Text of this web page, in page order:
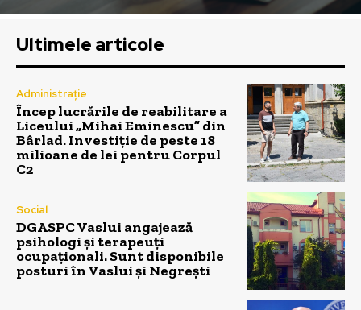
Ultimele articole
Administrație
Încep lucrările de reabilitare a
Liceului „Mihai Eminescu” din
Bârlad. Investiție de peste 18
milioane de lei pentru Corpul
C2
Social
DGASPC Vaslui angajează
psihologi și terapeuți
ocupaționali. Sunt disponibile
posturi în Vaslui și Negrești